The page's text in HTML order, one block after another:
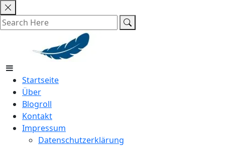
Skip
to
content
Startseite
Über
Blogroll
Kontakt
Impressum
Datenschutzerklärung